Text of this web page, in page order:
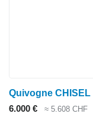
Quivogne CHISEL
6.000 €
≈ 5.608 CHF